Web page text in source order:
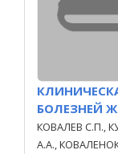
БОЛЕЗНЕЙ
КОВАЛЕВ С.П.,
А.А.,